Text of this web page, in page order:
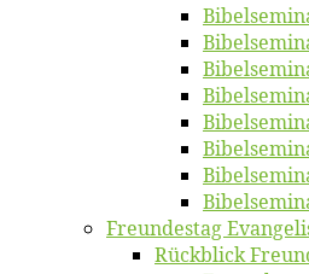
Freun­des­tag
Rück­blick